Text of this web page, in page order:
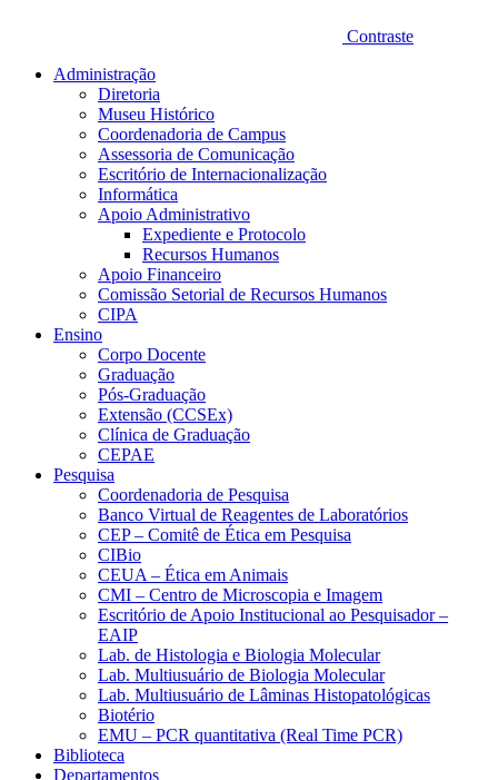
Contraste
Administração
Diretoria
Museu Histórico
Coordenadoria de Campus
Assessoria de Comunicação
Escritório de Internacionalização
Informática
Apoio Administrativo
Expediente e Protocolo
Recursos Humanos
Apoio Financeiro
Comissão Setorial de Recursos Humanos
CIPA
Ensino
Corpo Docente
Graduação
Pós-Graduação
Extensão (CCSEx)
Clínica de Graduação
CEPAE
Pesquisa
Coordenadoria de Pesquisa
Banco Virtual de Reagentes de Laboratórios
CEP – Comitê de Ética em Pesquisa
CIBio
CEUA – Ética em Animais
CMI – Centro de Microscopia e Imagem
Escritório de Apoio Institucional ao Pesquisador –
EAIP
Lab. de Histologia e Biologia Molecular
Lab. Multiusuário de Biologia Molecular
Lab. Multiusuário de Lâminas Histopatológicas
Biotério
EMU – PCR quantitativa (Real Time PCR)
Biblioteca
Departamentos